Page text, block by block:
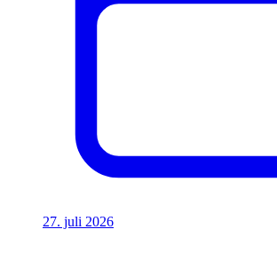
27. juli 2026